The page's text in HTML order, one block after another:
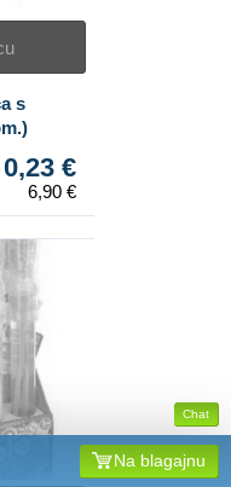
Chat
Na blagajnu
s
0,23 €
6,90 €